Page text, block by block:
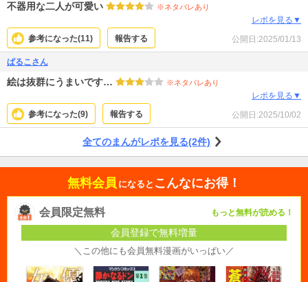
不器用な二人が可愛い ※ネタバレあり
レポを見る▼
参考になった(11) 報告する 公開日:2025/01/13
ぱるこさん
絵は抜群にうまいです… ※ネタバレあり
レポを見る▼
参考になった(9) 報告する 公開日:2025/10/02
全てのまんがレポを見る(2件)
無料会員 になると こんなにお得！
会員限定無料 もっと無料が読める！
会員登録で無料増量
＼この他にも会員無料漫画がいっぱい／